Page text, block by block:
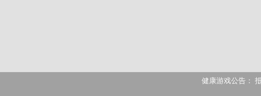
健康游戏公告：